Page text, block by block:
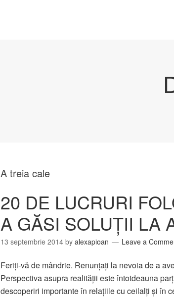
A treia cale
20 DE LUCRURI
A GĂSI SOLUŢII LA
13 septembrie 2014 by alexapioan Leave a
Feriţi-vă de mândrie. Renunţaţi la nevoia de a
Perspectiva asupra realităţii este întotdeauna
descoperiri importante în relaţiile cu ceilalţi şi în